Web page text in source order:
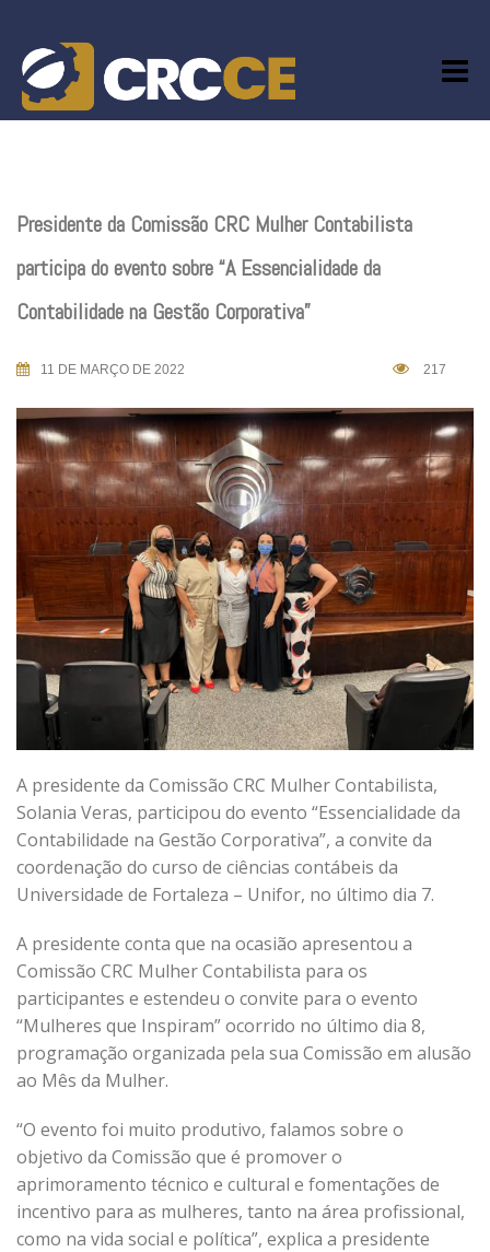
content
Presidente da Comissão CRC Mulher Contabilista
participa do evento sobre “A Essencialidade da
Contabilidade na Gestão Corporativa”
11 DE MARÇO DE 2022 217
A presidente da Comissão CRC Mulher Contabilista,
Solania Veras, participou do evento “Essencialidade da
Contabilidade na Gestão Corporativa”, a convite da
coordenação do curso de ciências contábeis da
Universidade de Fortaleza – Unifor, no último dia 7.
A presidente conta que na ocasião apresentou a
Comissão CRC Mulher Contabilista para os
participantes e estendeu o convite para o evento
“Mulheres que Inspiram” ocorrido no último dia 8,
programação organizada pela sua Comissão em alusão
ao Mês da Mulher.
“O evento foi muito produtivo, falamos sobre o
objetivo da Comissão que é promover o
aprimoramento técnico e cultural e fomentações de
incentivo para as mulheres, tanto na área profissional,
como na vida social e política”, explica a presidente